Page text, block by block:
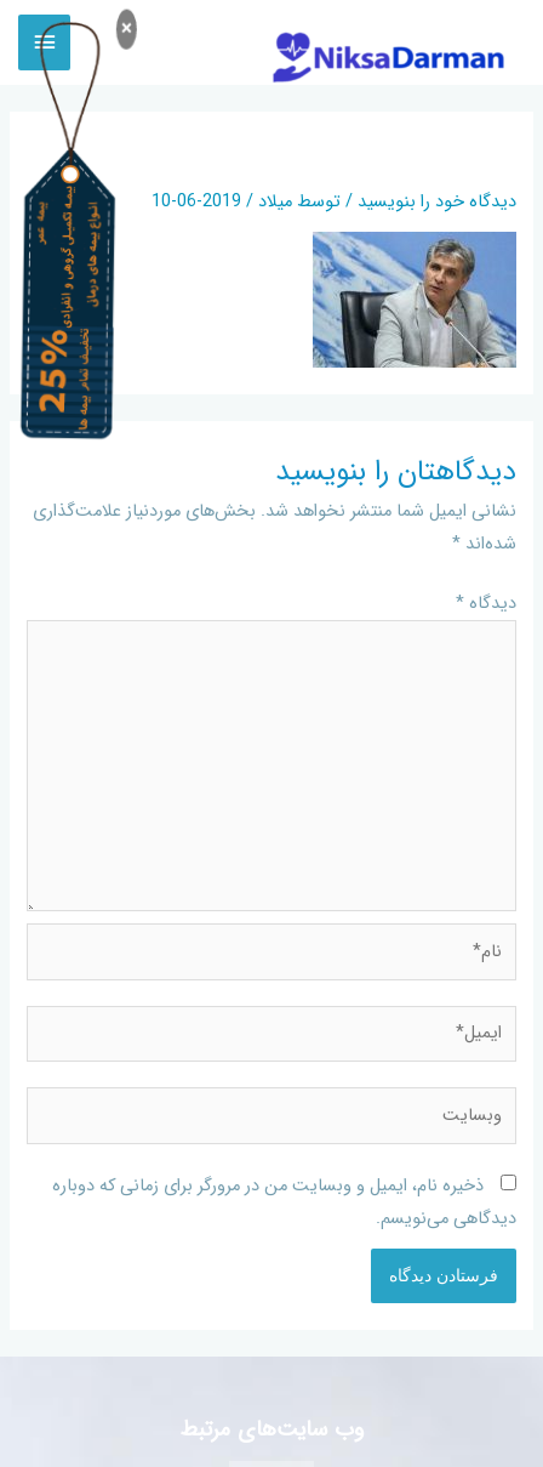
×
دیدگاه‌ خود را بنویسید / توسطمیلاد/
2019-06-10
دیدگاهتان را بنویسید
نشانی ایمیل شما منتشر نخواهد شد. بخش‌های موردنیاز علامت‌گذاری
شده‌اند*
دیدگاه*
ذخیره نام، ایمیل و وبسایت من در مرورگر برای زمانی که دوباره
دیدگاهی می‌نویسم.
وب سایت‌های مرتبط